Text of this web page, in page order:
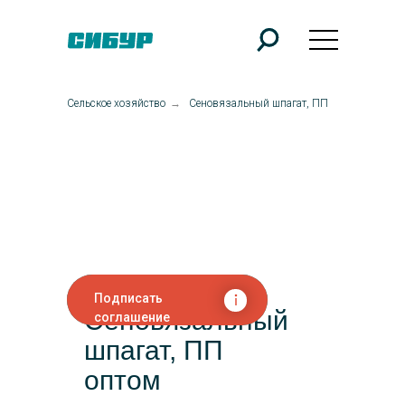
Подписать
соглашение
Сельское хозяйство → Сеновязальный шпагат, ПП
Сеновязальный
шпагат, ПП
оптом